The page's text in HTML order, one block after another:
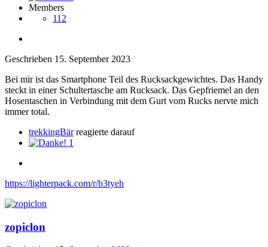
Members
112
Geschrieben 15. September 2023
Bei mir ist das Smartphone Teil des Rucksackgewichtes. Das Handy
steckt in einer Schultertasche am Rucksack. Das Gepfriemel an den
Hosentaschen in Verbindung mit dem Gurt vom Rucks nervte mich
immer total.
trekkingBärreagierte darauf
1
https://lighterpack.com/r/b3tyeh
zopiclon